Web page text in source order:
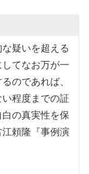
疑いを超える
てなお万が一
のであれば、
程度までの証
の真実性を保
頼隆『事例演